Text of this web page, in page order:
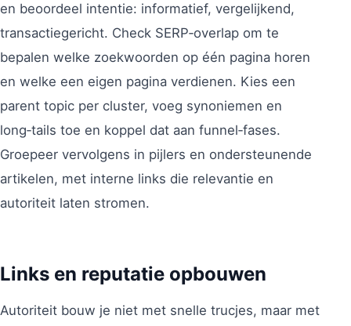
en beoordeel intentie: informatief, vergelijkend,
transactiegericht. Check SERP‑overlap om te
bepalen welke zoekwoorden op één pagina horen
en welke een eigen pagina verdienen. Kies een
parent topic per cluster, voeg synoniemen en
long‑tails toe en koppel dat aan funnel‑fases.
Groepeer vervolgens in pijlers en ondersteunende
artikelen, met interne links die relevantie en
autoriteit laten stromen.
Links en reputatie opbouwen
Autoriteit bouw je niet met snelle trucjes, maar met